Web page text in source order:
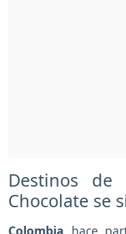
Destinos de
Chocolate se
Colombia hace